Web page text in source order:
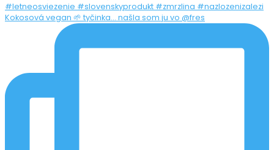
Kokosová vegan 🌱 tyčinka... našla som ju vo @fres